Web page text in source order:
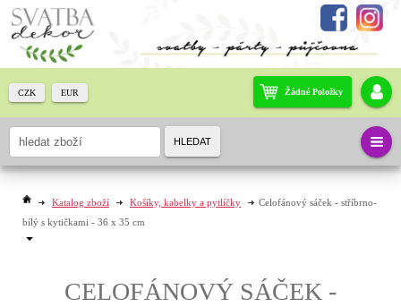
Katalog zboží Košíky, kabelky a pytlíčky
Celofánový sáček - stříbrno-
bílý s kytičkami - 36 x 35 cm
CELOFÁNOVÝ SÁČEK -
Žádné Položky
CZK EUR
HLEDAT